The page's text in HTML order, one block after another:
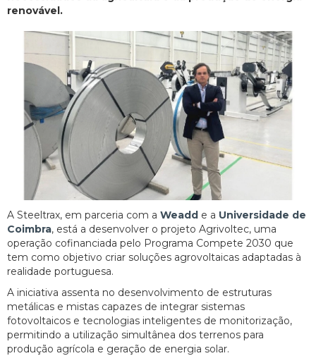
renovável.
A Steeltrax, em parceria com a Weadd e a Universidade de
Coimbra, está a desenvolver o projeto Agrivoltec, uma
operação cofinanciada pelo Programa Compete 2030 que
tem como objetivo criar soluções agrovoltaicas adaptadas à
realidade portuguesa.
A iniciativa assenta no desenvolvimento de estruturas
metálicas e mistas capazes de integrar sistemas
fotovoltaicos e tecnologias inteligentes de monitorização,
permitindo a utilização simultânea dos terrenos para
produção agrícola e geração de energia solar.